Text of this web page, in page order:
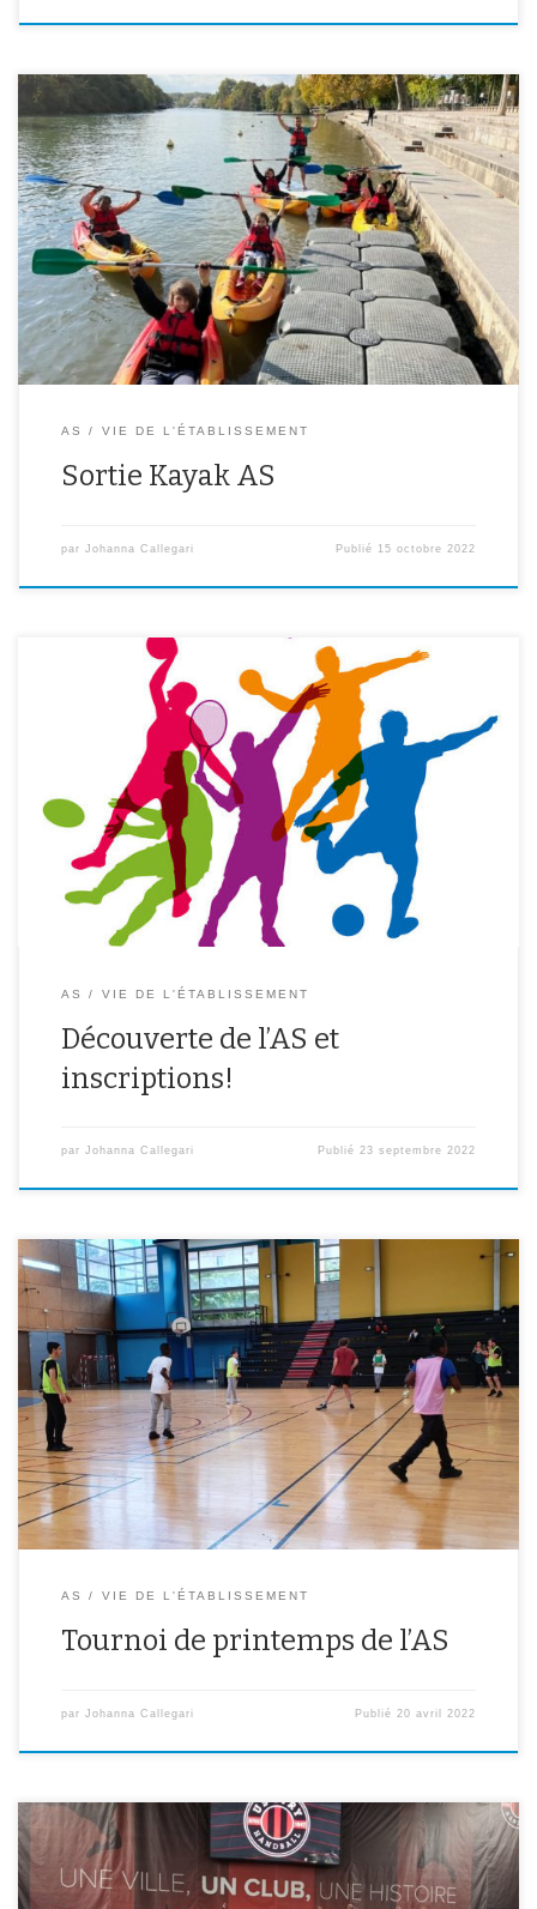
Quelques élèves de l’AS Escalade se sont initiés, pour la première
fois, au kayak sur la Marne. Mr Henneuse les a accompagné en
paddle. Une petite initiation suivie d’une randonnée d’une heure.
Après-midi agréable sous le soleil, apprécié par tous les élèves.
AS VIE DE L'ÉTABLISSEMENT
Sortie Kayak AS
par Johanna Callegari Publié 15 octobre 2022
Lors de la matinée du mercredi 21 septembre 2022, tous les
élèves de 6èmes ont pu découvrir et pratiquer les différentes
activités proposées à l’Association Sportive du Collège. Ainsi, ils
ont pu s’initier au football, au handball et à l’escalade au stade
Lénine et dans la salle de l’Orme au […]
AS VIE DE L'ÉTABLISSEMENT
Découverte de l’AS et
inscriptions!
par Johanna Callegari Publié23 septembre 2022
Une trentaine d’élèves de l’AS ont participé ce mercredi après-
midi au tournoi de printemps de l’AS, du futsal. Les élèves se sont
tous amusés, ont bien joué et ont même défié des professeurs et
des adultes du collège venus participer contre eux ou avec eux
pour certaines équipes. Le tournoi […]
AS VIE DE L'ÉTABLISSEMENT
Tournoi de printemps de l’AS
par Johanna Callegari Publié20 avril 2022
Après plusieurs entrainements avec Mme CALLEGARI et Mr